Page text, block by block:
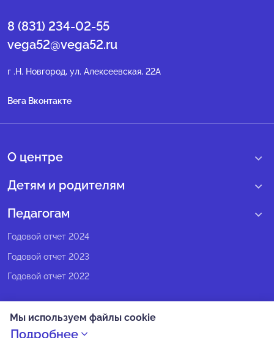
8 (831) 234-02-55
vega52@vega52.ru
г .Н. Новгород, ул. Алексеевская, 22А
Вега Вконтакте
О центре
О нас
Структура регионального центра
Педагогический состав
Попечительский совет
Экспертный совет
СМИ о нас
Детям и родителям
Учебные интенсивные сборы
Календарь всех событий
Педагогам
Программы Веги
Программы Сириус
Методические рекомендации
Годовой отчет 2024
Годовой отчет 2023
Годовой отчет 2022
Политика конфиденциальности
Мы используем файлы cookie
Подробнее